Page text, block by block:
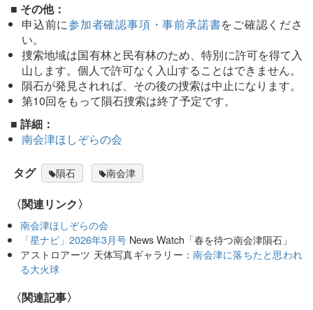
■ その他：
申込前に参加者確認事項・事前承諾書をご確認くださ
い。
捜索地域は国有林と民有林のため、特別に許可を得て入
山します。個人で許可なく入山することはできません。
隕石が発見されれば、その後の捜索は中止になります。
第10回をもって隕石捜索は終了予定です。
■ 詳細：
南会津ほしぞらの会
タグ 隕石 南会津
〈関連リンク〉
南会津ほしぞらの会
「星ナビ」2026年3月号 News Watch「春を待つ南会津隕石」
アストロアーツ 天体写真ギャラリー：南会津に落ちたと思われ
る大火球
関連記事